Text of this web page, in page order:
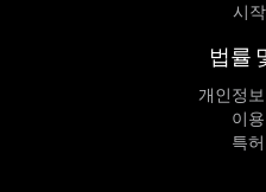
시
법률
개인정
이
특